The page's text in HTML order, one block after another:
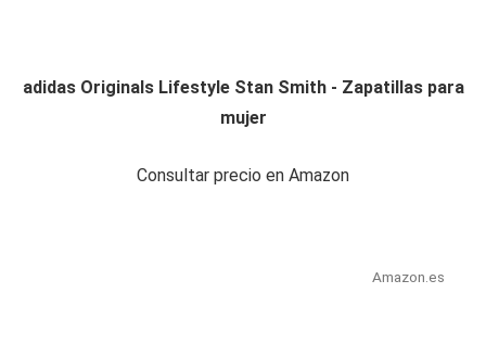
adidas Originals Lifestyle Stan Smith - Zapatillas para
mujer
Consultar precio en Amazon
Amazon.es